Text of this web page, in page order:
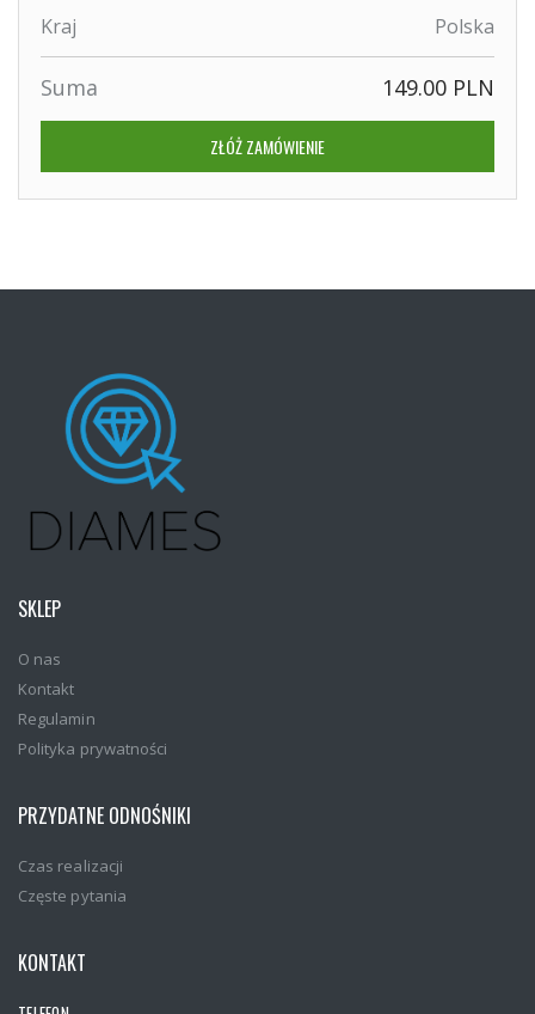
Kraj
Polska
Suma 149.00 PLN
ZŁÓŻ ZAMÓWIENIE
SKLEP
O nas
Kontakt
Regulamin
Polityka prywatności
PRZYDATNE ODNOŚNIKI
Czas realizacji
Częste pytania
KONTAKT